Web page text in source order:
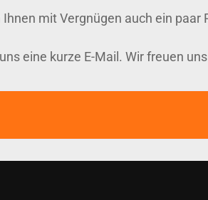
mit Vergnügen auch ein paar
eine kurze E-Mail. Wir freuen